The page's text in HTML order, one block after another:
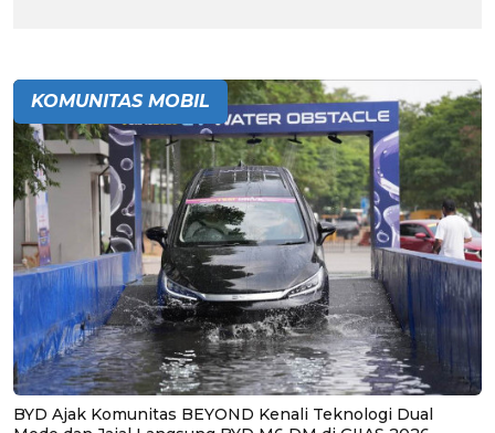
KOMUNITAS MOBIL
BYD Ajak Komunitas BEYOND Kenali Teknologi Dual